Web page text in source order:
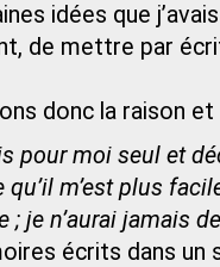
idées que
de mettre par
donc la raison
pour moi seul et
qu’il m’est plus
; je n’aurai jamais
écrits dans un